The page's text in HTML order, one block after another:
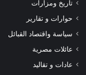
تاريخ ومزارات
حوارات و تقارير
سياسة واقتصاد القبائل
عائلات مصرية
عادات و تقاليد